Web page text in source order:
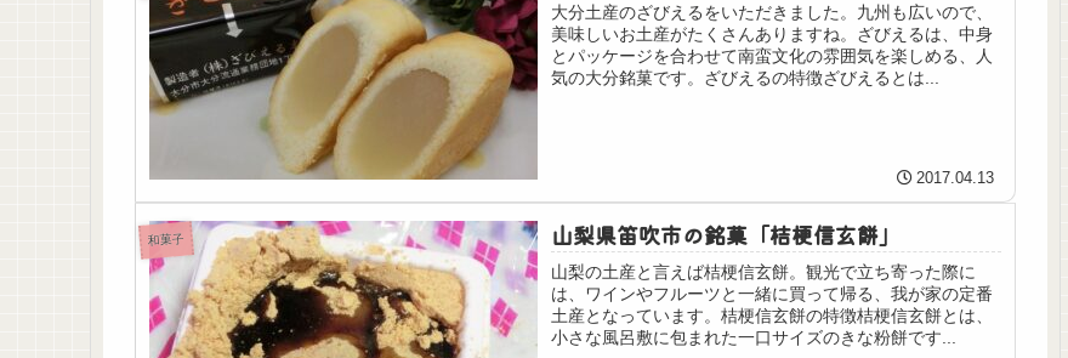
大分土産のざびえるをいただきました。九州も広いので、
美味しいお土産がたくさんありますね。ざびえるは、中身
とパッケージを合わせて南蛮文化の雰囲気を楽しめる、人
気の大分銘菓です。ざびえるの特徴ざびえるとは...
2017.04.13
和菓子 山梨県笛吹市の銘菓「桔梗信玄餅」
山梨の土産と言えば桔梗信玄餅。観光で立ち寄った際に
は、ワインやフルーツと一緒に買って帰る、我が家の定番
土産となっています。桔梗信玄餅の特徴桔梗信玄餅とは、
小さな風呂敷に包まれた一口サイズのきな粉餅です...